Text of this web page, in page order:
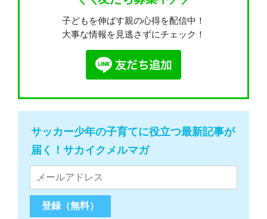
子どもを伸ばす親の心得を配信中！
大事な情報を見逃さずにチェック！
サッカー少年の子育てに役立つ最新記事が
届く！サカイクメルマガ